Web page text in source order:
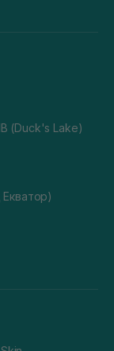
(Duck's Lake)
Екватор)